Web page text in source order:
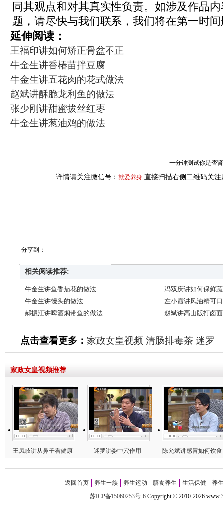
同其观点和对其真实性负责。如涉及作品
题，请尽快与我们联系，我们将在第一时
延伸阅读：
王福印讲如何矫正骨盆不正
牛金生讲香椿苗拌豆腐
牛金生讲五花肉的花式做法
赵斌讲酥脆龙利鱼的做法
张少刚讲甜蜜拔丝红枣
牛金生讲葱油鸡的做法
一分钟测试你是否
详情请关注微信号： 就爱养身 直接扫描右侧二维码关注
分享到：
相关阅读推荐:
牛金生讲鱼香茄花的做法
冯双庆讲如何保鲜
牛金生讲馒头的做法
左小霞讲风油精可
郝振江讲啤酒焖带鱼的做法
赵斌讲高山版打卤面
点击查看更多： 家政女皇视频 清肠排毒茶 迷罗
家政女皇视频推荐
王凤岐讲从鼻子看健康 迷罗讲委中穴作用 陈允斌讲感冒如何饮食
返回首页 养生一族 养生运动 膳食养生 生活保健
养
苏ICP备15060253号-6Copyright©2010-2026